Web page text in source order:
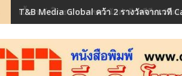
เบื้องหลังโภชนาการของนักล่าฝัน ซีพีเอฟ เผ